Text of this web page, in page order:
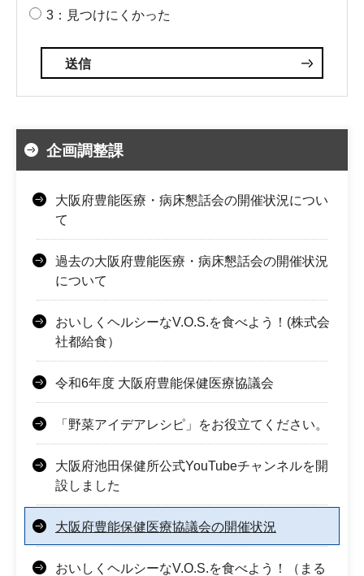
3：見つけにくかった
企画調整課
大阪府豊能医療・病床懇話会の開催状況につい
て
過去の大阪府豊能医療・病床懇話会の開催状況
について
おいしくヘルシーなV.O.S.を食べよう！(株式会
社都給食）
令和6年度 大阪府豊能保健医療協議会
「野菜アイデアレシピ」をお役立てください。
大阪府池田保健所公式YouTubeチャンネルを開
設しました
大阪府豊能保健医療協議会の開催状況
おいしくヘルシーなV.O.S.を食べよう！（まる